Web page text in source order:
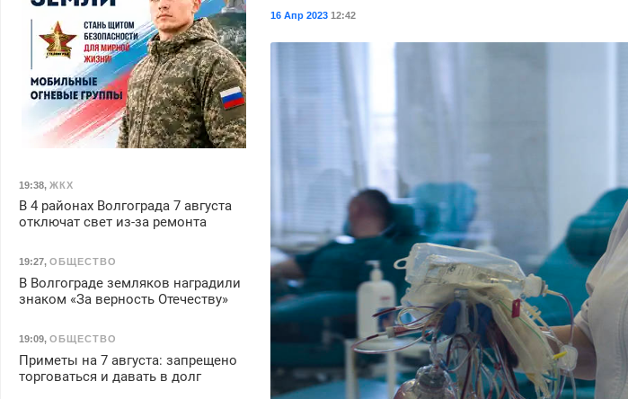
16 Апр 2023 12:42
19:38, ЖКХ
В 4 районах Волгограда 7 августа
отключат свет из-за ремонта
19:27, ОБЩЕСТВО
В Волгограде земляков наградили
знаком «За верность Отечеству»
19:09, ОБЩЕСТВО
Приметы на 7 августа: запрещено
торговаться и давать в долг